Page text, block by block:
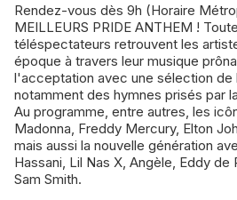
Rendez-vous dès 9h (Horaire
MEILLEURS PRIDE ANTHEM !
téléspectateurs retrouvent les
époque à travers leur musique
l'acceptation avec une sélection de
notamment des hymnes prisés par
Au programme, entre autres, les
Madonna, Freddy Mercury, Elton
mais aussi la nouvelle génération
Hassani, Lil Nas X, Angèle, Eddy
Sam Smith.